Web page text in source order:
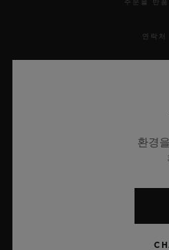
주문을 반품
연락처
개인정보
윤리적
환경